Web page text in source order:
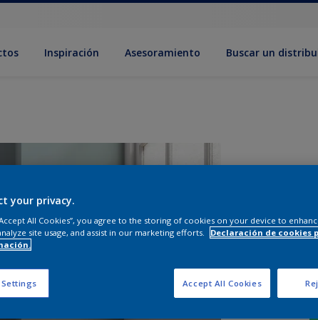
Inspiración Asesoramiento Buscar un
your privacy.
All Cookies”, you agree to the storing of cookies on your device to
site usage, and assist in our marketing efforts.
Declaración de cookies
Accept All Cookies